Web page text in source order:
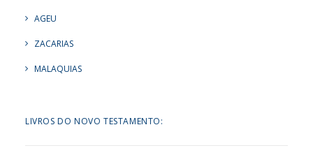
AGEU
ZACARIAS
MALAQUIAS
LIVROS DO NOVO TESTAMENTO: